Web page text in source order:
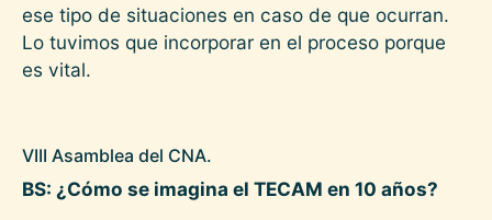
ese tipo de situaciones en caso de que ocurran.
Lo tuvimos que incorporar en el proceso porque
es vital.
VIII Asamblea del CNA.
BS: ¿Cómo se imagina el TECAM en 10 años?